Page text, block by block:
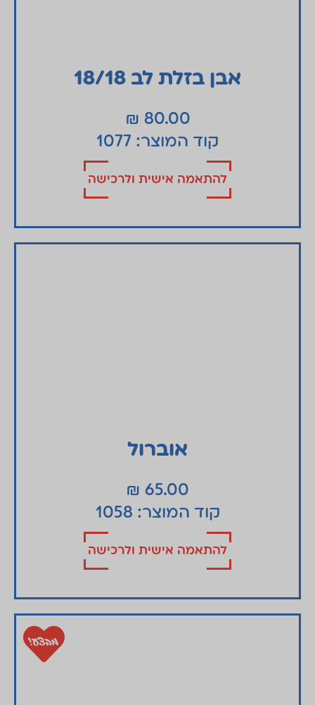
אבן בזלת לב 18/18
80.00
₪
קוד המוצר: 1077
להתאמה אישית ולרכישה
אוברול
65.00
₪
קוד המוצר: 1058
להתאמה אישית ולרכישה
מבצע!